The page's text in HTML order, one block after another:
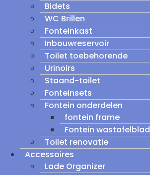
Bidets
WC Brillen
Fonteinkast
Inbouwreservoir
Toilet toebehorende
Urinoirs
Staand-toilet
Fonteinsets
Fontein onderdelen
fontein frame
Fontein wastafelblad
Toilet renovatie
Accessoires
Lade Organizer